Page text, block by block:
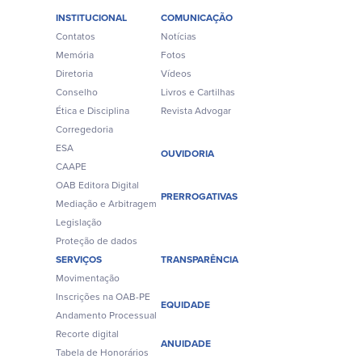
INSTITUCIONAL
Contatos
Memória
Diretoria
Conselho
Ética e Disciplina
Corregedoria
ESA
CAAPE
OAB Editora Digital
Mediação e Arbitragem
Legislação
Proteção de dados
COMUNICAÇÃO
Notícias
Fotos
Vídeos
Livros e Cartilhas
Revista Advogar
OUVIDORIA
PRERROGATIVAS
SERVIÇOS
Movimentação
Inscrições na OAB-PE
Andamento Processual
Recorte digital
Tabela de Honorários
TRANSPARÊNCIA
EQUIDADE
ANUIDADE